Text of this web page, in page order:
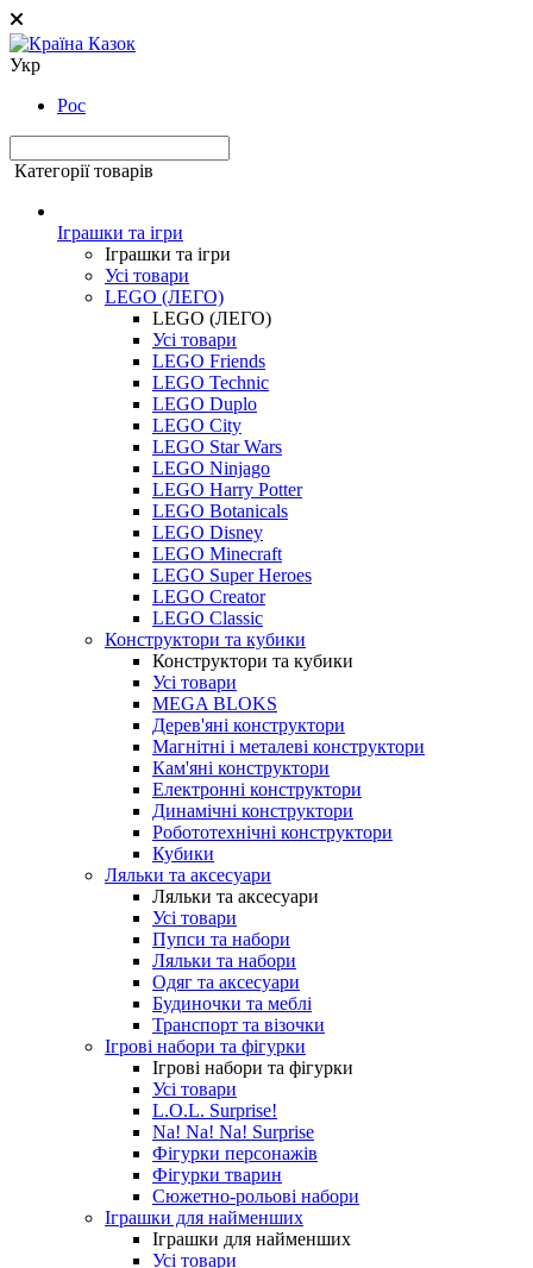
Укр
Рос
Категорії товарів
Іграшки та ігри
Іграшки та ігри
Усі товари
LEGO (ЛЕГО)
LEGO (ЛЕГО)
Усі товари
LEGO Friends
LEGO Technic
LEGO Duplo
LEGO City
LEGO Star Wars
LEGO Ninjago
LEGO Harry Potter
LEGO Botanicals
LEGO Disney
LEGO Minecraft
LEGO Super Heroes
LEGO Creator
LEGO Classic
Конструктори та кубики
Конструктори та кубики
Усі товари
MEGA BLOKS
Дерев'яні конструктори
Магнітні і металеві конструктори
Кам'яні конструктори
Електронні конструктори
Динамічні конструктори
Робототехнічні конструктори
Кубики
Ляльки та аксесуари
Ляльки та аксесуари
Усі товари
Пупси та набори
Ляльки та набори
Одяг та аксесуари
Будиночки та меблі
Транспорт та візочки
Ігрові набори та фігурки
Ігрові набори та фігурки
Усі товари
L.O.L. Surprise!
Na! Na! Na! Surprise
Фігурки персонажів
Фігурки тварин
Сюжетно-рольові набори
Іграшки для найменших
Іграшки для найменших
Усі товари